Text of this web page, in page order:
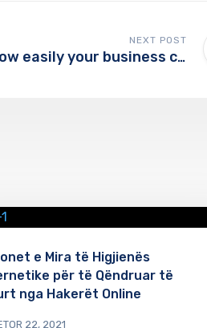
NEXT POST
Behind the hack: See how easily your business can be hacked
e Mira të Higjienës
për të Qëndruar të
nga Hakerët Online
22, 2021